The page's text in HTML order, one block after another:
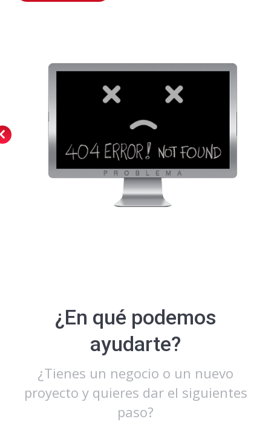
¿En qué podemos
ayudarte?
¿Tienes un negocio o un nuevo
proyecto y quieres dar el siguientes
paso?